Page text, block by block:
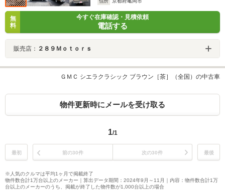
無
料
今すぐ在庫確認・見積依頼
電話する
販売店： ２８９Ｍｏｔｏｒｓ
ＧＭＣ シエラクラシック ブラウン［茶］（全国）の中古車
物件更新時にメールを受け取る
1/1
最初 前の30件 次の30件 最後
※人気のクルマは平均1ヶ月で掲載終了
物件数合計1万台以上のメーカー｜算出データ期間：2024年9月～11月｜内容：物件数合計1万
台以上のメーカーのうち、掲載が終了した物件数が1,000台以上の場合